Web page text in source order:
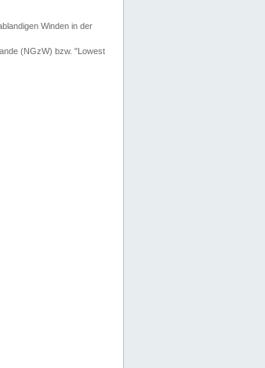
Winden in der
(NGzW) bzw. "Lowest